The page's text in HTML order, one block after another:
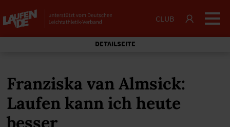
CLUB
DETAILSEITE
Franziska van Almsick:
Laufen kann ich heute
besser